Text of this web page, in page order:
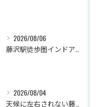
2026/08/06
2026/08/04